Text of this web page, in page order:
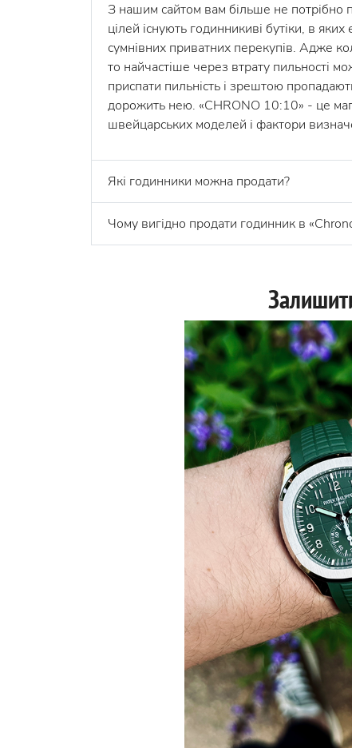
З нашим сайтом вам більше не потрібно
цілей існують годинникиві бутіки, в
сумнівних приватних перекупів. Адже
то найчастіше через втрату пильності
приспати пильність і зрештою
дорожить нею. «CHRONO 10:10» - це
швейцарських моделей і фактори
Які годинники можна продати?
Чому вигідно продати годинник в